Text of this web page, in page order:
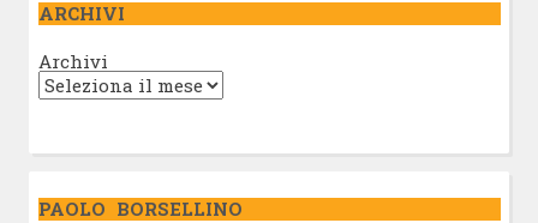
ARCHIVI
Archivi
PAOLO BORSELLINO